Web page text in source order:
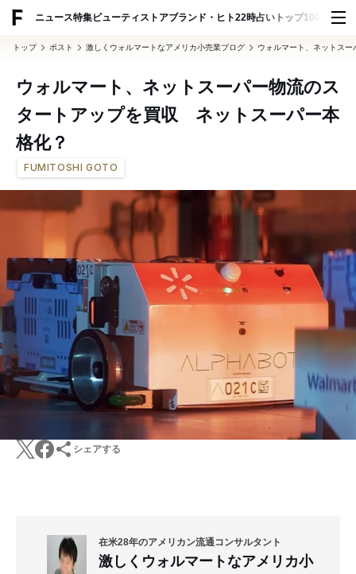
ニュース特集ビューティ ストアブランド・ヒト22時占い トップ100 スナッ
トップ ポスト 激しくウォルマートなアメリカ小売業ブログ ウォルマート、ネットス
ウォルマート、ネットスーパー物流のス
タートアップを買収 ネットスーパー本
格化？
FUMITOSHI GOTO
シェアする
在米28年のアメリカン流通コンサルタント
激しくウォルマートなアメリカ小